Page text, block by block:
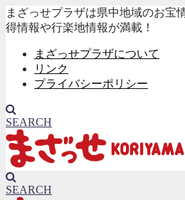
まざっせプラザは県中地域のお宝
得情報や行楽地情報が満載！
まざっせプラザについて
リンク
プライバシーポリシー
SEARCH
SEARCH